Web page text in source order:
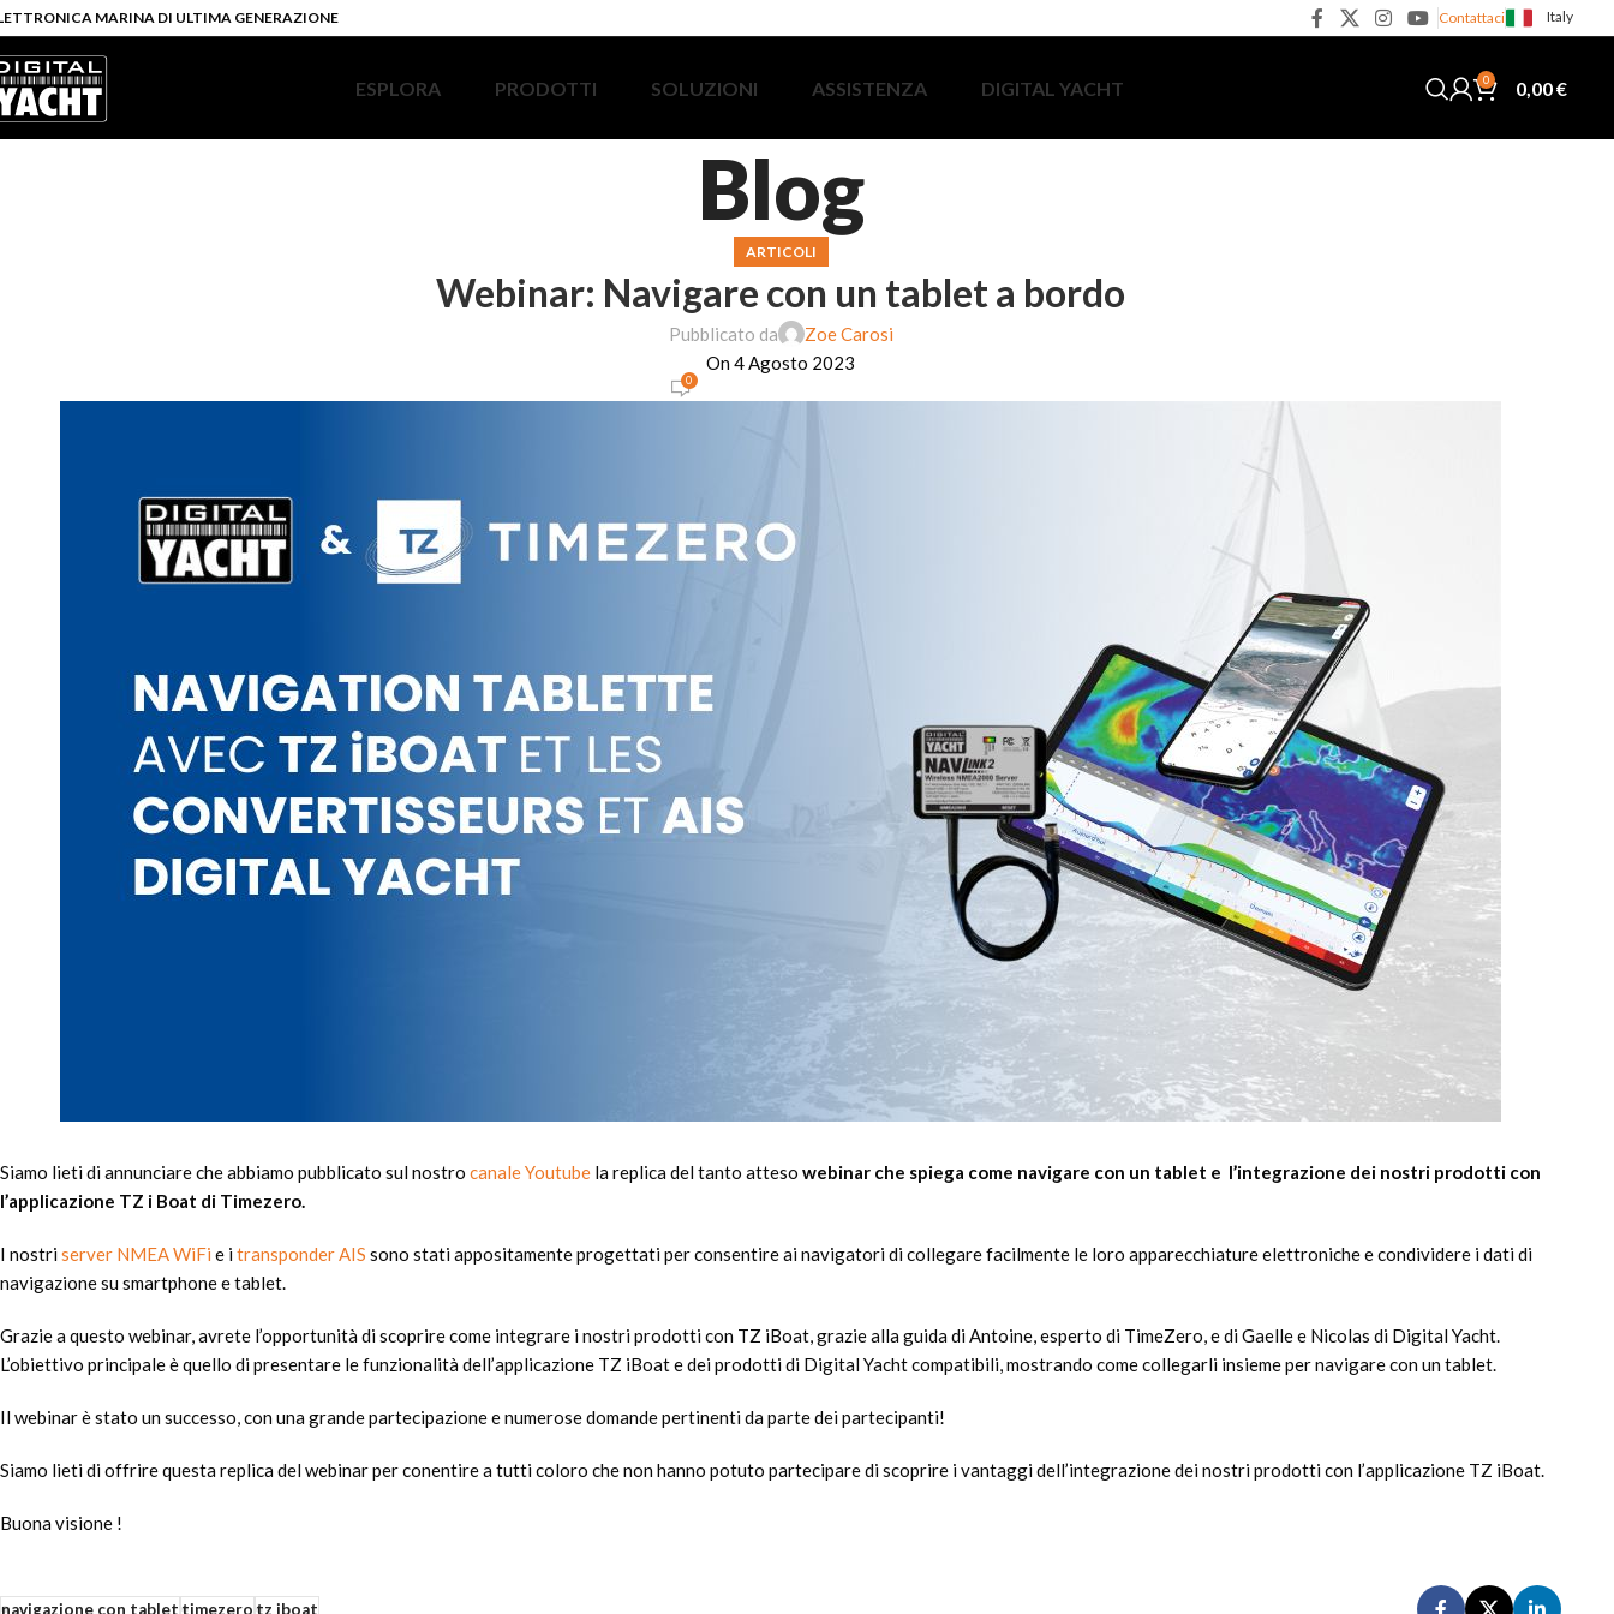
MARINA DI ULTIMA GENERAZIONE Contattaci Italy
ESPLORA PRODOTTI SOLUZIONI ASSISTENZA DIGITAL YACHT 0 0,00€
Blog
ARTICOLI
Webinar: Navigare con un tablet a bordo
Pubblicato da
Zoe Carosi
On 4 Agosto 2023
0
Siamo lieti di annunciare che abbiamo pubblicato sul nostro canale Youtube la replica del tanto atteso webinar che spiega come navigare con un tablet e l’integrazione dei nostri prodotti con
l’applicazione TZ i Boat di Timezero.
I nostriserver NMEA WiFi e itransponder AIS sono stati appositamente progettati per consentire ai navigatori di collegare facilmente le loro apparecchiature elettroniche e condividere i dati di
navigazione su smartphone e tablet.
Grazie a questo webinar, avrete l’opportunità di scoprire come integrare i nostri prodotti con TZ iBoat, grazie alla guida di Antoine, esperto di TimeZero, e di Gaelle e Nicolas di Digital Yacht.
L’obiettivo principale è quello di presentare le funzionalità dell’applicazione TZ iBoat e dei prodotti di Digital Yacht compatibili, mostrando come collegarli insieme per navigare con un tablet.
Il webinar è stato un successo, con una grande partecipazione e numerose domande pertinenti da parte dei partecipanti!
Siamo lieti di offrire questa replica del webinar per conentire a tutti coloro che non hanno potuto partecipare di scoprire i vantaggi dell’integrazione dei nostri prodotti con l’applicazione TZ iBoat.
Buona visione !
navigazione con tablettimezerotz iboat